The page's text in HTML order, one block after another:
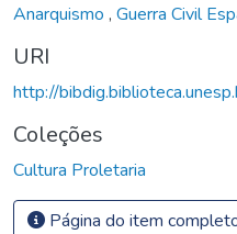
Anarquismo , Guerra Civil
URI
http://
Coleções
Cultura Proletaria
Página do item